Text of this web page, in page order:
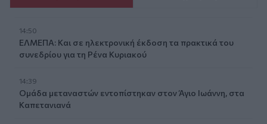
14:50
ΕΛΜΕΠΑ: Και σε ηλεκτρονική έκδοση τα πρακτικά του
συνεδρίου για τη Ρένα Κυριακού
14:39
Ομάδα μεταναστών εντοπίστηκαν στον Άγιο Ιωάννη, στα
Καπετανιανά